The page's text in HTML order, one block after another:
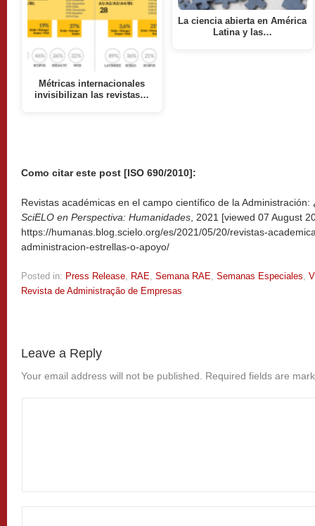
Métricas internacionales
invisibilizan las revistas…
La ciencia abierta en América
Latina y las…
Como citar este post [ISO 690/2010]:
Revistas académicas en el campo científico de la
SciELO en Perspectiva: Humanidades , 2021 [viewed 07 August
https://humanas.blog.scielo.org/es/2021/05/20/revistas-
administracion-estrellas-o-apoyo/
Posted in: Press Release RAE Semana RAE Semanas Especiales
Revista de Administração de Empresas
Leave a Reply
Your email address will not be published. Required fields are